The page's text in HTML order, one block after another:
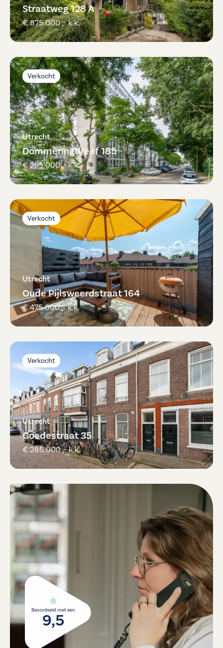
Straatweg 128 A
€ 875.000 ,- k.k.
Verkocht
Utrecht
Dommeringdreef 185
€ 295.000 ,- k.k.
Verkocht
Utrecht
Oude Pijlsweerdstraat 164
€ 475.000 ,- k.k.
Verkocht
Utrecht
Goedestraat 35
€ 285.000 ,- k.k.
Beoordeeld met een
9,5